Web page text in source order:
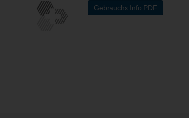
Gebrauchs.Info PDF